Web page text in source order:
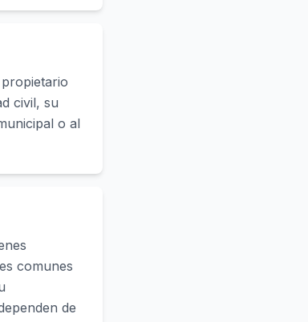
civil, su
o al
comunes
de